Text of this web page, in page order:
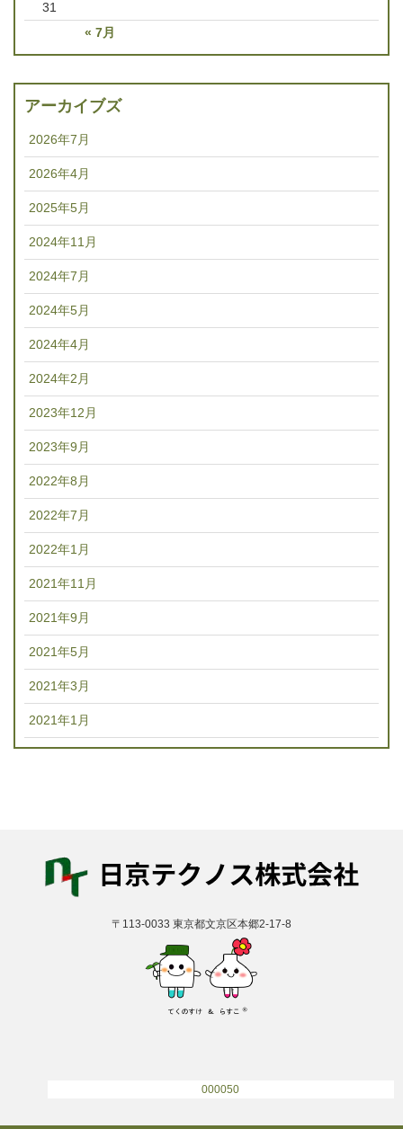
« 7月
31
アーカイブズ
2026年7月
2026年4月
2025年5月
2024年11月
2024年7月
2024年5月
2024年4月
2024年2月
2023年12月
2023年9月
2022年8月
2022年7月
2022年1月
2021年11月
2021年9月
2021年5月
2021年3月
2021年1月
〒113-0033 東京都文京区本郷2-17-8
000050